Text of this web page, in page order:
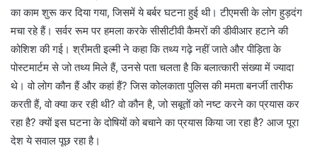
का काम शुरू कर दिया गया, जिसमें ये बर्बर घटना हुई थी। टीएमसी के लोग हुड़दंग
मचा रहे हैं। सर्वर रूम पर हमला करके सीसीटीवी कैमरों की डीवीआर हटाने की
कोशिश की गई। श्रीमती इल्मी ने कहा कि तथ्य गढ़े नहीं जाते और पीड़िता के
पोस्टमार्टम से जो तथ्य मिले हैं, उनसे पता चलता है कि बलात्कारी संख्या में ज्यादा
थे। वो लोग कौन हैं और कहां हैं? जिस कोलकाता पुलिस की ममता बनर्जी तारीफ
करती हैं, वो क्या कर रही थी? वो कौन है, जो सबूतों को नष्ट करने का प्रयास कर
रहा है? क्यों इस घटना के दोषियों को बचाने का प्रयास किया जा रहा है? आज पूरा
देश ये सवाल पूछ रहा है।